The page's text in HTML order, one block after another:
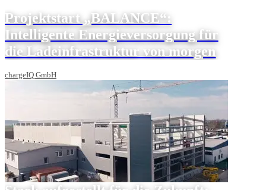
Projektstart „BALANCE“:
Intelligente Energieversorgung für
die Ladeinfrastruktur von morgen
chargeIQ GmbH